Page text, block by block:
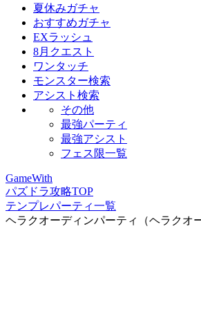
夏休みガチャ
おすすめガチャ
EXラッシュ
8月クエスト
ワンタッチ
モンスター検索
アシスト検索
その他
最強パーティ
最強アシスト
フェス限一覧
GameWith
パズドラ攻略TOP
テンプレパーティ一覧
ヘラクオーディンパーティ（ヘラクオ